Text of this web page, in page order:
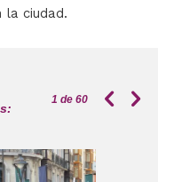
ciudad.
1 de 60